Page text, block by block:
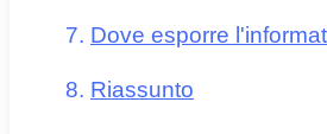
Dove esporre
Riassunto